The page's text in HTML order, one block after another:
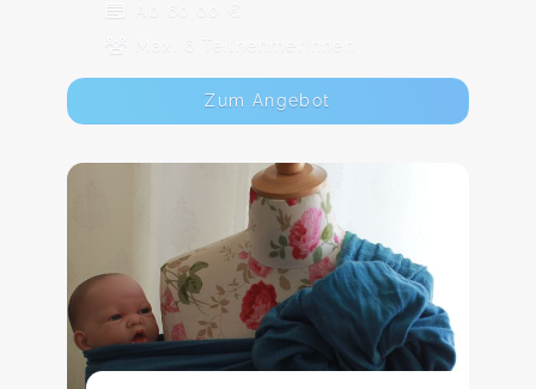
Ab 60,00 €
Max. 6 TeilnehmerInnen
Zum Angebot